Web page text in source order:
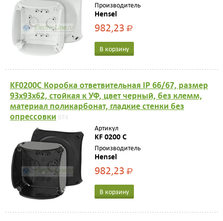
Производитель
Hensel
982,23Р
В корзину
KF0200C Коробка ответвительная IP 66/67, размер
93х93х62, стойкая к УФ, цвет черный, без клемм,
материал поликарбонат, гладкие стенки без
опрессовки 974
Артикул
KF 0200 C
Производитель
Hensel
982,23Р
В корзину